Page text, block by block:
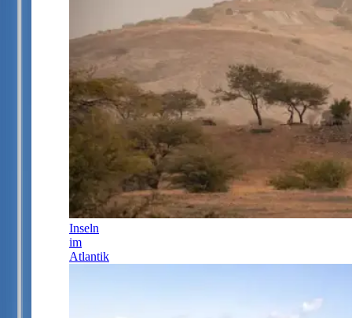
Inseln
im
Atlantik